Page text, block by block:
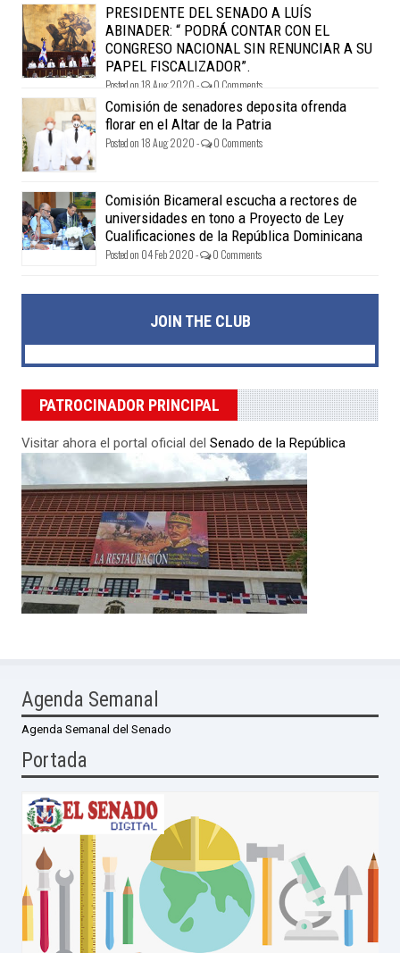
PRESIDENTE DEL SENADO A LUÍS
ABINADER: “ PODRÁ CONTAR CON EL
CONGRESO NACIONAL SIN RENUNCIAR A SU
PAPEL FISCALIZADOR”.
Posted on 18 Aug 2020 - 0 Comments
Comisión de senadores deposita ofrenda
florar en el Altar de la Patria
Posted on 18 Aug 2020 - 0 Comments
Comisión Bicameral escucha a rectores de
universidades en tono a Proyecto de Ley
Cualificaciones de la República Dominicana
Posted on 04 Feb 2020 - 0 Comments
JOIN THE CLUB
PATROCINADOR PRINCIPAL
Visitar ahora el portal oficial del Senado de la República
Agenda Semanal
Agenda Semanal del Senado
Portada